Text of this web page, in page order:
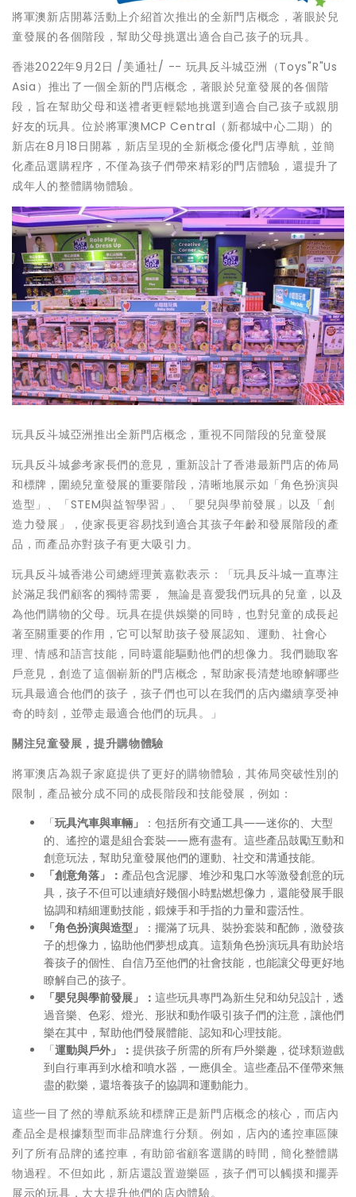
將軍澳新店開幕活動上介紹首次推出的全新門店概念，著眼於兒
童發展的各個階段，幫助父母挑選出適合自己孩子的玩具。
香港2022年9月2日 /美通社/ -- 玩具反斗城亞洲（Toys"R"Us
Asia）推出了一個全新的門店概念，著眼於兒童發展的各個階
段，旨在幫助父母和送禮者更輕鬆地挑選到適合自己孩子或親朋
好友的玩具。位於將軍澳MCP Central（新都城中心二期）的
新店在8月18日開幕，新店呈現的全新概念優化門店導航，並簡
化產品選購程序，不僅為孩子們帶來精彩的門店體驗，還提升了
成年人的整體購物體驗。
玩具反斗城亞洲推出全新門店概念，重視不同階段的兒童發展
玩具反斗城參考家長們的意見，重新設計了香港最新門店的佈局
和標牌，圍繞兒童發展的重要階段，清晰地展示如「角色扮演與
造型」、「STEM與益智學習」、「嬰兒與學前發展」以及「創
造力發展」，使家長更容易找到適合其孩子年齡和發展階段的產
品，而產品亦對孩子有更大吸引力。
玩具反斗城香港公司總經理黃嘉歡表示：「玩具反斗城一直專注
於滿足我們顧客的獨特需要， 無論是喜愛我們玩具的兒童，以及
為他們購物的父母。玩具在提供娛樂的同時，也對兒童的成長起
著至關重要的作用，它可以幫助孩子發展認知、運動、社會心
理、情感和語言技能，同時還能驅動他們的想像力。我們聽取客
戶意見，創造了這個嶄新的門店概念，幫助家長清楚地瞭解哪些
玩具最適合他們的孩子，孩子們也可以在我們的店內繼續享受神
奇的時刻，並帶走最適合他們的玩具。」
關注兒童發展，提升購物體驗
將軍澳店為親子家庭提供了更好的購物體驗，其佈局突破性別的
限制，產品被分成不同的成長階段和技能發展，例如：
「玩具汽車與車輛」
：包括所有交通工具——迷你的、大型
的、遙控的還是組合套裝——應有盡有。這些產品鼓勵互動和
創意玩法，幫助兒童發展他們的運動、社交和溝通技能。
「創意角落」： 產品包含泥膠、堆沙和鬼口水等激發創意的玩
具，孩子不但可以連續好幾個小時點燃想像力，還能發展手眼
協調和精細運動技能，鍛煉手和手指的力量和靈活性。
「角色扮演與造型」
：擺滿了玩具、裝扮套裝和配飾，激發孩
子的想像力，協助他們夢想成真。這類角色扮演玩具有助於培
養孩子的個性、自信乃至他們的社會技能，也能讓父母更好地
瞭解自己的孩子。
「嬰兒與學前發展」： 這些玩具專門為新生兒和幼兒設計，透
過音樂、色彩、燈光、形狀和動作吸引孩子們的注意，讓他們
樂在其中，幫助他們發展體能、認知和心理技能。
「運動與戶外」： 提供孩子所需的所有戶外樂趣，從球類遊戲
到自行車再到水槍和噴水器，一應俱全。這些產品不僅帶來無
盡的歡樂，還培養孩子的協調和運動能力。
這些一目了然的導航系統和標牌正是新門店概念的核心，而店內
產品全是根據類型而非品牌進行分類。例如，店內的遙控車區陳
列了所有品牌的遙控車，有助節省顧客選購的時間，簡化整體購
物過程。不但如此，新店還設置遊樂區，孩子們可以觸摸和擺弄
展示的玩具，大大提升他們的店內體驗。